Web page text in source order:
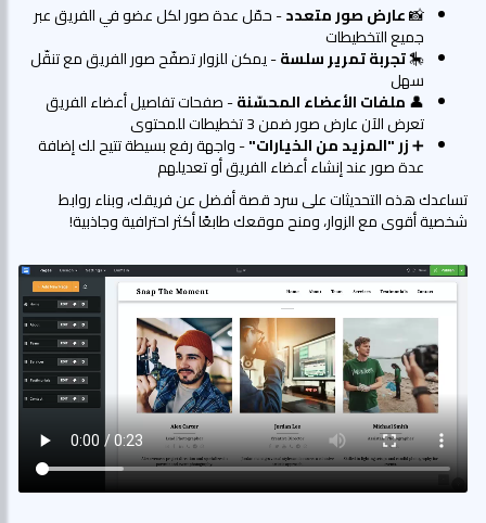
📸عارض صور متعدد- حمّل عدة صور لكل عضو في الفريق عبر
جميع التخطيطات
🎠تجربة تمرير سلسة- يمكن للزوار تصفّح صور الفريق مع تنقّل
سهل
👤ملفات الأعضاء المحسّنة- صفحات تفاصيل أعضاء الفريق
تعرض الآن عارض صور ضمن 3 تخطيطات للمحتوى
➕زر "المزيد من الخيارات"- واجهة رفع بسيطة تتيح لك إضافة
عدة صور عند إنشاء أعضاء الفريق أو تعديلهم
تساعدك هذه التحديثات على سرد قصة أفضل عن فريقك، وبناء روابط
شخصية أقوى مع الزوار، ومنح موقعك طابعًا أكثر احترافية وجاذبية!